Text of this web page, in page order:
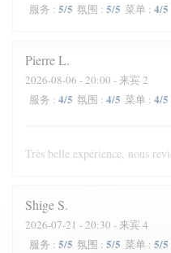
服务 : 5/5 氛围 : 5/5 菜单 : 4/5
PierreL
2026-08-06 - 20:00 - 来宾 2
服务 : 4/5 氛围 : 4/5 菜单 : 4/5
Très belle expérience, nous
Shige S
2026-07-21 - 20:30 - 来宾 4
服务 : 5/5 氛围 : 5/5 菜单 : 5/5